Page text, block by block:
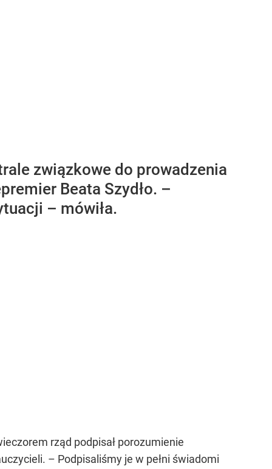
związkowe do prowadzenia
Beata Szydło. –
– mówiła.
rząd podpisał porozumienie
– Podpisaliśmy je w pełni świadomi